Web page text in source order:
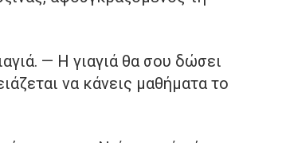
— Η γιαγιά θα σου δώσει
να κάνεις μαθήματα το